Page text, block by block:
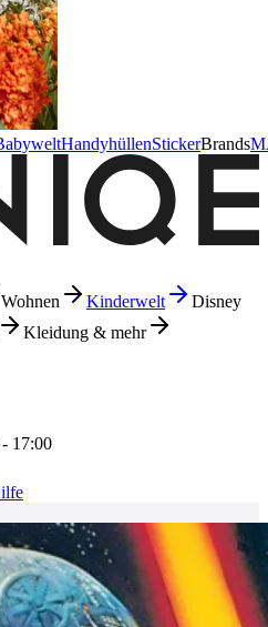
HandyhüllenStickerBrands
Wohnen Kinderwelt
Disney
Kleidung & mehr
17:00